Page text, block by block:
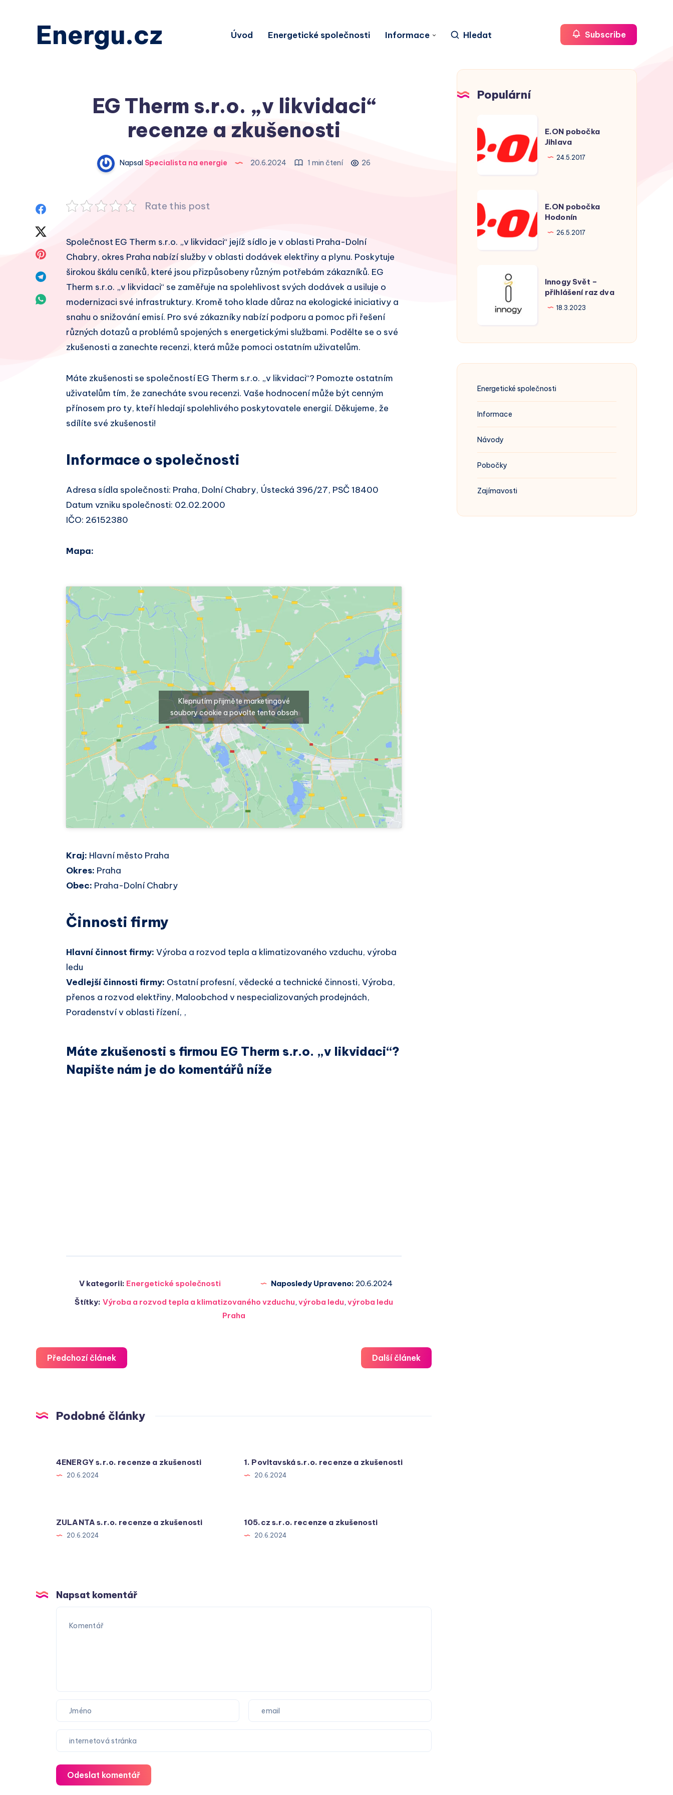
Energu.cz Úvod Energetické společnosti Informace Hledat Subscribe
EG Therm s.r.o. „v likvidaci“
recenze a zkušenosti
NapsalSpecialista na energie 20.6.2024 1 min čtení 26
Sdílet
Facebook
Twitter
Sdílet
Pinterest
Sdílet
Telegram
Sdílet
Whatsapp
Rate this post
Společnost EG Therm s.r.o. „v likvidaci“ jejíž sídlo je v oblasti Praha-Dolní
Chabry, okres Praha nabízí služby v oblasti dodávek elektřiny a plynu. Poskytuje
širokou škálu ceníků, které jsou přizpůsobeny různým potřebám zákazníků. EG
Therm s.r.o. „v likvidaci“ se zaměřuje na spolehlivost svých dodávek a usiluje o
modernizaci své infrastruktury. Kromě toho klade důraz na ekologické iniciativy a
snahu o snižování emisí. Pro své zákazníky nabízí podporu a pomoc při řešení
různých dotazů a problémů spojených s energetickými službami. Podělte se o své
zkušenosti a zanechte recenzi, která může pomoci ostatním uživatelům.
Máte zkušenosti se společností EG Therm s.r.o. „v likvidaci“? Pomozte ostatním
uživatelům tím, že zanecháte svou recenzi. Vaše hodnocení může být cenným
přínosem pro ty, kteří hledají spolehlivého poskytovatele energií. Děkujeme, že
sdílíte své zkušenosti!
Informace o společnosti
Adresa sídla společnosti: Praha, Dolní Chabry, Ústecká 396/27, PSČ 18400
Datum vzniku společnosti: 02.02.2000
IČO: 26152380
Mapa:
Klepnutím přijměte marketingové
soubory cookie a povolte tento obsah
Kraj: Hlavní město Praha
Okres: Praha
Obec: Praha-Dolní Chabry
Činnosti firmy
Hlavní činnost firmy: Výroba a rozvod tepla a klimatizovaného vzduchu, výroba
ledu
Vedlejší činnosti firmy: Ostatní profesní, vědecké a technické činnosti, Výroba,
přenos a rozvod elektřiny, Maloobchod v nespecializovaných prodejnách,
Poradenství v oblasti řízení, ,
Máte zkušenosti s firmou EG Therm s.r.o. „v likvidaci“?
Napište nám je do komentářů níže
V kategorii: Energetické společnosti Naposledy Upraveno: 20.6.2024
Štítky: Výroba a rozvod tepla a klimatizovaného vzduchu, výroba ledu, výroba ledu
Praha
Předchozí článek Další článek
Podobné články
4ENERGY s.r.o. recenze a zkušenosti
20.6.2024
1. Povltavská s.r.o. recenze a zkušenosti
20.6.2024
ZULANTA s.r.o. recenze a zkušenosti
20.6.2024
105.cz s.r.o. recenze a zkušenosti
20.6.2024
Napsat komentář
Odeslat komentář
Populární
pobočka
Jihlava
E.ON pobočka
Jihlava
24.5.2017
pobočka
Hodonín
E.ON pobočka
Hodonín
26.5.2017
přihlášení
dva
Innogy Svět –
přihlášení raz dva
18.3.2023
Energetické společnosti
Informace
Návody
Pobočky
Zajímavosti